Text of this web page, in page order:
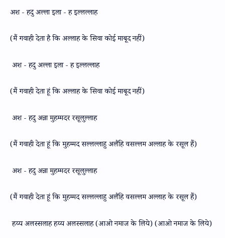
अश - हदु अल्ला इला - ह इल्लल्लाह
(मैं गवाही देता है कि अल्लाह के सिवा कोई माबूद नहीं)
अश - हदु अल्ला इला - ह इल्लल्लाह
(मैं गवाही देता हूं कि अल्लाह के सिवा कोई माबूद नहीं)
अश - हदु अन्ना मुहम्मदर रसूलुल्लाह
(मैं गवाही देता हूं कि मुहम्मद सल्लल्लाहु अलैहि वसल्लम अल्लाह के रसूल हैं)
अश - हदु अन्ना मुहम्मदर रसूलुल्लाह
(मैं गवाही देता हूं कि मुहम्मद सल्लल्लाहु अलैहि वसल्लम अल्लाह के रसूल हैं)
हय्य अलस्सलाह हय्य अलस्सलाह (आओ नमाज के लिये) (आओ नमाज के लिये)